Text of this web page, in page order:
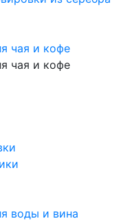
чая и кофе
чая и кофе
воды и вина